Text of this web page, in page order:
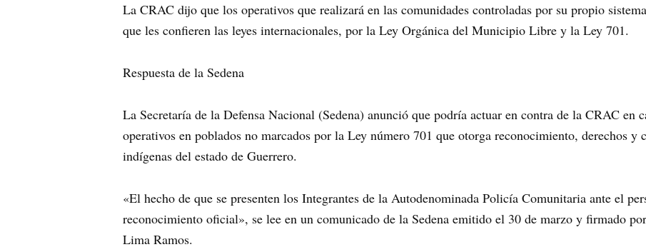
La CRAC dijo que los operativos que realizará en las comunidades controladas por su propio
que les confieren las leyes internacionales, por la Ley Orgánica del Municipio Libre y la Ley 701.
Respuesta de la Sedena
La Secretaría de la Defensa Nacional (Sedena) anunció que podría actuar en contra de la CRAC en
operativos en poblados no marcados por la Ley número 701 que otorga reconocimiento, derechos y
indígenas del estado de Guerrero.
«El hecho de que se presenten los Integrantes de la Autodenominada Policía Comunitaria ante el
reconocimiento oficial», se lee en un comunicado de la Sedena emitido el 30 de marzo y firmado
Lima Ramos.